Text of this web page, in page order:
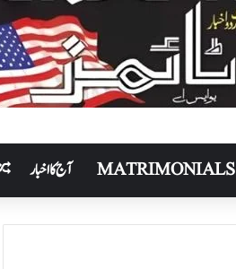
MATRIMONIALS آج کا اخبار